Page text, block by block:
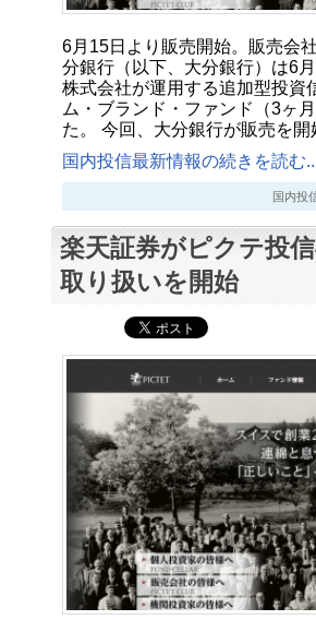
6月15日より販売開始。販売会
分銀行（以下、大分銀行）は6
株式会社が運用する追加型投資
ム・ブランド・ファンド（3ヶ
た。 今回、大分銀行が販売を
国内投信最新情報の続きを読む
国内投
楽天証券がピクテ投
取り扱いを開始